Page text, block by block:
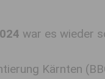
war es wieder
Kärnten